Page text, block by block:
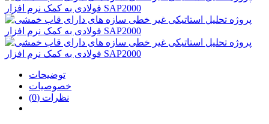
توضیحات
خصوصیات
نظرات (0)